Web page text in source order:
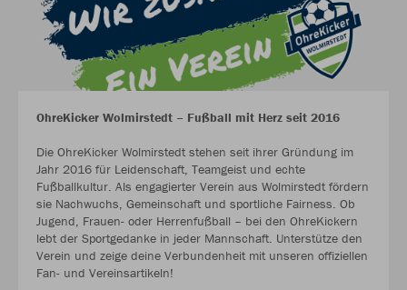
OhreKicker Wolmirstedt – Fußball mit Herz seit 2016
Die OhreKicker Wolmirstedt stehen seit ihrer Gründung im
Jahr 2016 für Leidenschaft, Teamgeist und echte
Fußballkultur. Als engagierter Verein aus Wolmirstedt fördern
sie Nachwuchs, Gemeinschaft und sportliche Fairness. Ob
Jugend, Frauen- oder Herrenfußball – bei den OhreKickern
lebt der Sportgedanke in jeder Mannschaft. Unterstütze den
Verein und zeige deine Verbundenheit mit unseren offiziellen
Fan- und Vereinsartikeln!